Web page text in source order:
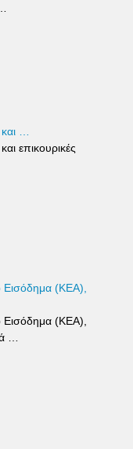
…
επικουρικές
(ΚΕΑ),
(ΚΕΑ),
…